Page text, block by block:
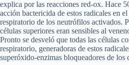
explica por las reacciones red-ox. Hace
acción bactericida de estos radicales en
respiratorio de los neutrófilos activados.
células superiores eran sensibles al
Pronto se desveló que todas las células
respiratorio, generadoras de estos
superóxido-enzimas bloqueadores de los